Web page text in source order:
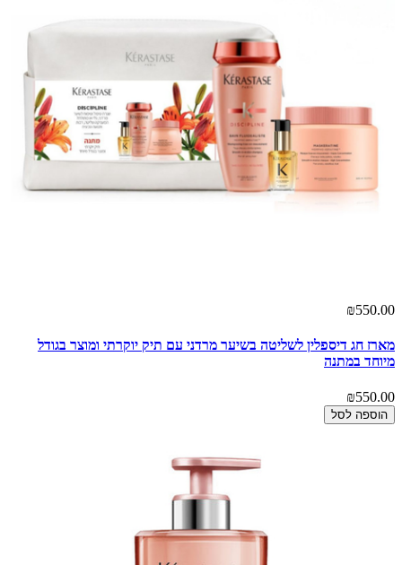
₪550.00
מארז חג דיספלין לשליטה בשיער מרדני עם תיק יוקרתי ומוצר בגודל
מיוחד במתנה
₪550.00
הוספה לסל